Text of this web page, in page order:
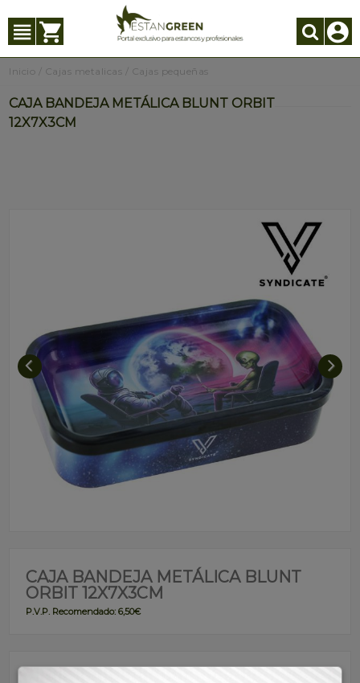
Inicio Cajas metalicas Cajas pequeñas
CAJA BANDEJA METÁLICA BLUNT ORBIT
12X7X3CM
CAJA BANDEJA METÁLICA BLUNT
ORBIT 12X7X3CM
P.V.P. Recomendado: 6,50€